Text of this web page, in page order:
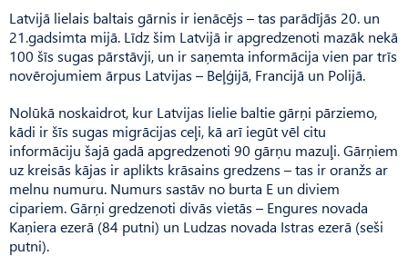
Latvijā lielais baltais gārnis ir ienācējs – tas parādījās 20. un
21.gadsimta mijā. Līdz šim Latvijā ir apgredzenoti mazāk nekā
100 šīs sugas pārstāvji, un ir saņemta informācija vien par trīs
novērojumiem ārpus Latvijas – Beļģijā, Francijā un Polijā.
Nolūkā noskaidrot, kur Latvijas lielie baltie gārņi pārziemo,
kādi ir šīs sugas migrācijas ceļi, kā arī iegūt vēl citu
informāciju šajā gadā apgredzenoti 90 gārņu mazuļi. Gārņiem
uz kreisās kājas ir aplikts krāsains gredzens – tas ir oranžs ar
melnu numuru. Numurs sastāv no burta E un diviem
cipariem. Gārņi gredzenoti divās vietās – Engures novada
Kaņiera ezerā (84 putni) un Ludzas novada Istras ezerā (seši
putni).